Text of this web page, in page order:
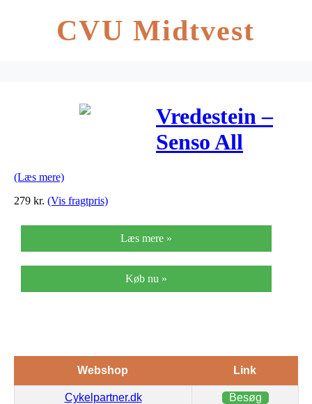
CVU Midtvest
Vredestein –
Senso All
Foldedæk –
Skin/Sort
(Læs mere)
279 kr. (Vis fragtpris)
Læs mere »
Køb nu »
Webshop Link
Cykelpartner.dk Besøg